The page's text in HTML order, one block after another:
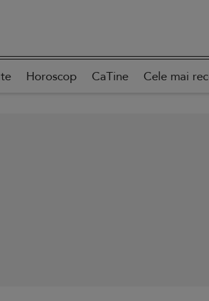
Horoscop CaTine Cele mai